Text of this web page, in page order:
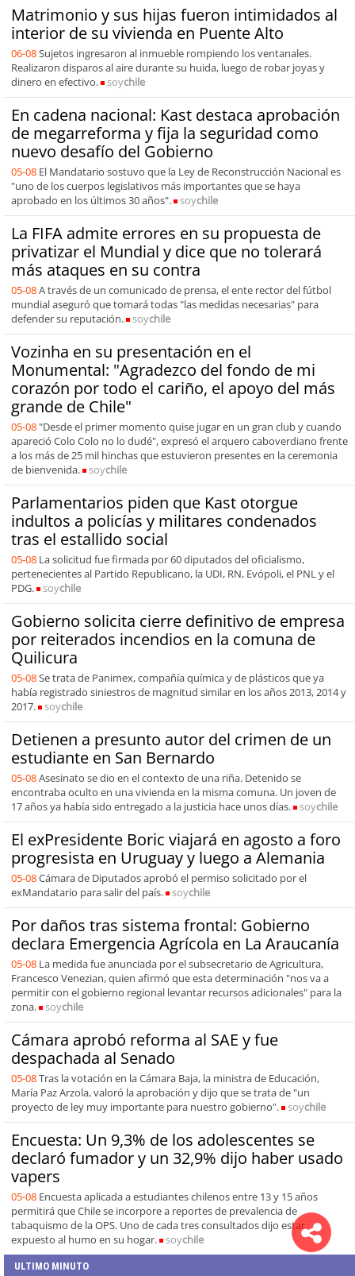
Matrimonio y sus hijas fueron intimidados al
interior de su vivienda en Puente Alto
06-08Sujetos ingresaron al inmueble rompiendo los ventanales.
Realizaron disparos al aire durante su huida, luego de robar joyas y
dinero en efectivo.
soychile
En cadena nacional: Kast destaca aprobación
de megarreforma y fija la seguridad como
nuevo desafío del Gobierno
05-08 El Mandatario sostuvo que la Ley de Reconstrucción Nacional es
"uno de los cuerpos legislativos más importantes que se haya
aprobado en los últimos 30 años".
soychile
La FIFA admite errores en su propuesta de
privatizar el Mundial y dice que no tolerará
más ataques en su contra
05-08A través de un comunicado de prensa, el ente rector del fútbol
mundial aseguró que tomará todas "las medidas necesarias" para
defender su reputación.
soychile
Vozinha en su presentación en el
Monumental: "Agradezco del fondo de mi
corazón por todo el cariño, el apoyo del más
grande de Chile"
05-08 "Desde el primer momento quise jugar en un gran club y cuando
apareció Colo Colo no lo dudé", expresó el arquero caboverdiano frente
a los más de 25 mil hinchas que estuvieron presentes en la ceremonia
de bienvenida.
soychile
Parlamentarios piden que Kast otorgue
indultos a policías y militares condenados
tras el estallido social
05-08 La solicitud fue firmada por 60 diputados del oficialismo,
pertenecientes al Partido Republicano, la UDI, RN, Evópoli, el PNL y el
PDG.
soychile
Gobierno solicita cierre definitivo de empresa
por reiterados incendios en la comuna de
Quilicura
05-08Se trata de Panimex, compañía química y de plásticos que ya
había registrado siniestros de magnitud similar en los años 2013, 2014 y
2017.
soychile
Detienen a presunto autor del crimen de un
estudiante en San Bernardo
05-08Asesinato se dio en el contexto de una riña. Detenido se
encontraba oculto en una vivienda en la misma comuna. Un joven de
17 años ya había sido entregado a la justicia hace unos días.
soychile
El exPresidente Boric viajará en agosto a foro
progresista en Uruguay y luego a Alemania
05-08Cámara de Diputados aprobó el permiso solicitado por el
exMandatario para salir del país.
soychile
Por daños tras sistema frontal: Gobierno
declara Emergencia Agrícola en La Araucanía
05-08 La medida fue anunciada por el subsecretario de Agricultura,
Francesco Venezian, quien afirmó que esta determinación "nos va a
permitir con el gobierno regional levantar recursos adicionales" para la
zona.
soychile
Cámara aprobó reforma al SAE y fue
despachada al Senado
05-08Tras la votación en la Cámara Baja, la ministra de Educación,
María Paz Arzola, valoró la aprobación y dijo que se trata de "un
proyecto de ley muy importante para nuestro gobierno".
soychile
Encuesta: Un 9,3% de los adolescentes se
declaró fumador y un 32,9% dijo haber usado
vapers
05-08 Encuesta aplicada a estudiantes chilenos entre 13 y 15 años
permitirá que Chile se incorpore a reportes de prevalencia de
tabaquismo de la OPS. Uno de cada tres consultados dijo estar
expuesto al humo en su hogar.
soychile
ULTIMO MINUTO